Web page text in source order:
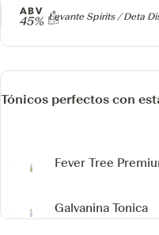
Producer
Levante Spirits / Deta
ABV
45%
Tónicos perfectos con
Fever Tree
Galvanina Tonica